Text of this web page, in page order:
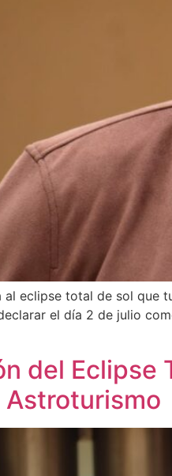
al eclipse total de sol que
el día 2 de julio
del Eclipse
Astroturismo